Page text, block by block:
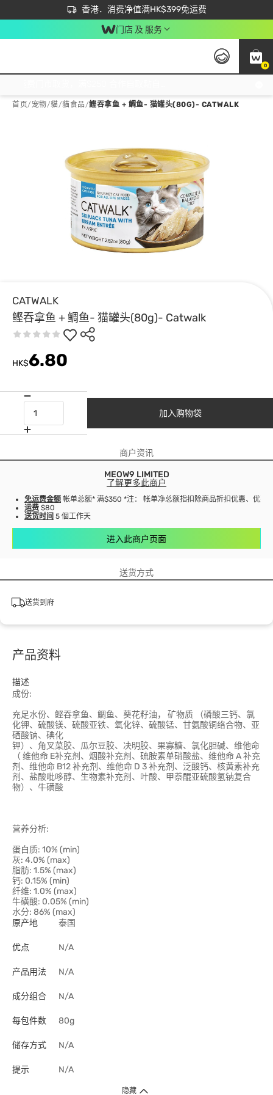
香港．消费净值满HK$399免运费
立即成为易赏钱会员尽享独家优惠
首次APP下单买满$450 输入 NEWAPP 即减$50
门店 及 服务
0
首页/ 宠物/貓/貓食品/鲣吞拿鱼 + 鲷鱼- 猫罐头(80G)- CATWALK
CATWALK
鲣吞拿鱼 + 鲷鱼- 猫罐头(80g)- Catwalk
HK$6.80
加入购物袋
商户资讯
MEOW9 LIMITED
了解更多此商户
免运费金额 帐单总额* 满$350 *注： 帐单净总额指扣除商品折扣优惠、优惠
运费 $80
送货时间 5 個工作天
进入此商户页面
送货方式
送货到府
产品资料
描述
成份:
充足水份、鲣吞拿鱼、鲷鱼、葵花籽油， 矿物质 （磷酸三钙、氯
化钾、硫酸镁、硫酸亚铁、氧化锌、硫酸锰、甘氨酸铜络合物、亚
硒酸钠、碘化
钾）、角叉菜胶、瓜尔豆胶、决明胶、果寡糖、氯化胆碱、维他命
（ 维他命 E补充剂、烟酸补充剂、硫胺素单硝酸盐、维他命 A 补充
剂、维他命 B12 补充剂、维他命 D 3 补充剂、泛酸钙、核黄素补充
剂、盐酸吡哆醇、生物素补充剂、叶酸、甲萘醌亚硫酸氢钠复合
物）、牛磺酸
营养分析:
蛋白质: 10% (min)
灰: 4.0% (max)
脂肪: 1.5% (max)
钙: 0.15% (min)
纤维: 1.0% (max)
牛磺酸: 0.05% (min)
水分: 86% (max)
原产地
泰国
优点 N/A
产品用法 N/A
成分组合 N/A
每包件数 80g
储存方式 N/A
提示 N/A
隐藏